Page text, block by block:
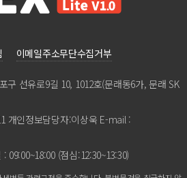
이메일주소무단수집거부
구선유로9길10,1012호(문래동6가,문래SK
개인정보담당자:이상욱E-mail:
점심:12:30~13:30)